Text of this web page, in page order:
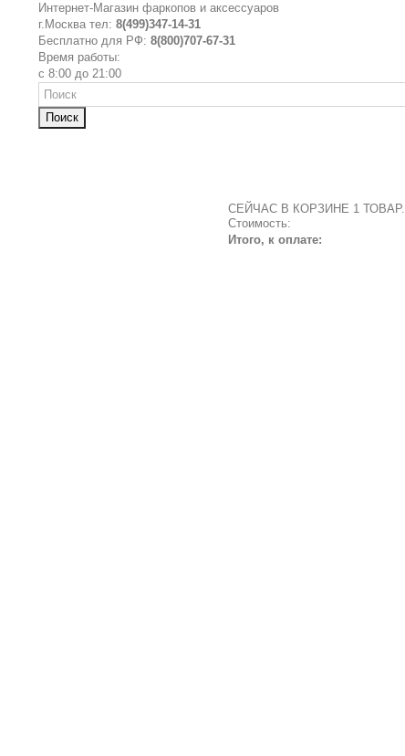
Интернет-Магазин фаркопов и аксессуаров
г.Москва тел: 8(499)347-14-31
Бесплатно для РФ: 8(800)707-67-31
Время работы:
с 8:00 до 21:00
Поиск
СЕЙЧАС В КОРЗИНЕ 1 ТОВАР.
Стоимость:
Итого, к оплате: